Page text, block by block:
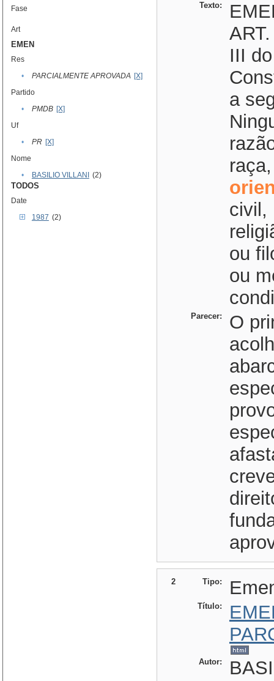
Fase
Art
EMEN
Res
•
PARCIALMENTE APROVADA [X]
Partido
•
PMDB [X]
Uf
•
PR [X]
Nome
•
BASILIO VILLANI (2)
TODOS
Date
1987 (2)
Texto:
III
a
civil,
ou
ou
Parecer:
O
2 Tipo:
Título:
Autor: